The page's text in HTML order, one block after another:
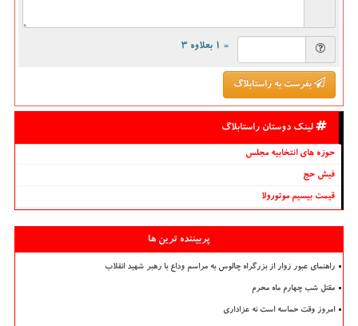
= ۱ بعلاوه ۳
بفرست به راستابلاگ
لینک دوستان راستابلاگ
حوزه های انتخابیه مجلس
فیش حج
قیمت بیسیم موتورولا
پربیننده ترین ها
راهنمای عبور زوار از بزرگراه چالوس به مراسم وداع با رهبر شهید انقلاب
مقتل شب چهارم ماه محرم
امروز وقت حماسه است نه عزاداری